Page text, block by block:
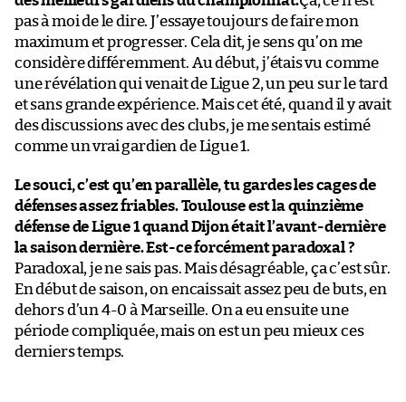
pas à moi de le dire. J’essaye toujours de faire mon
maximum et progresser. Cela dit, je sens qu’on me
considère différemment. Au début, j’étais vu comme
une révélation qui venait de Ligue 2, un peu sur le tard
et sans grande expérience. Mais cet été, quand il y avait
des discussions avec des clubs, je me sentais estimé
comme un vrai gardien de Ligue 1.
Le souci, c’est qu’en parallèle, tu gardes les cages de
défenses assez friables. Toulouse est la quinzième
défense de Ligue 1 quand Dijon était l’avant-dernière
la saison dernière. Est-ce forcément paradoxal ?
Paradoxal, je ne sais pas. Mais désagréable, ça c’est sûr.
En début de saison, on encaissait assez peu de buts, en
dehors d’un 4-0 à Marseille. On a eu ensuite une
période compliquée, mais on est un peu mieux ces
derniers temps.